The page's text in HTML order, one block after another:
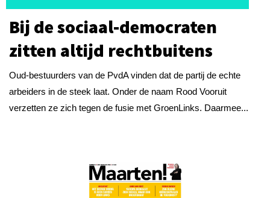
Bij de sociaal-democraten
zitten altijd rechtbuitens
Oud-bestuurders van de PvdA vinden dat de partij de echte
arbeiders in de steek laat. Onder de naam Rood Vooruit
verzetten ze zich tegen de fusie met GroenLinks. Daarmee...